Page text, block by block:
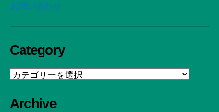
お問い合わせ
Category
Category
Archive